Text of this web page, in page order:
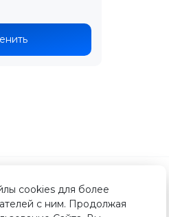
cookies для более
с ним. Продолжая